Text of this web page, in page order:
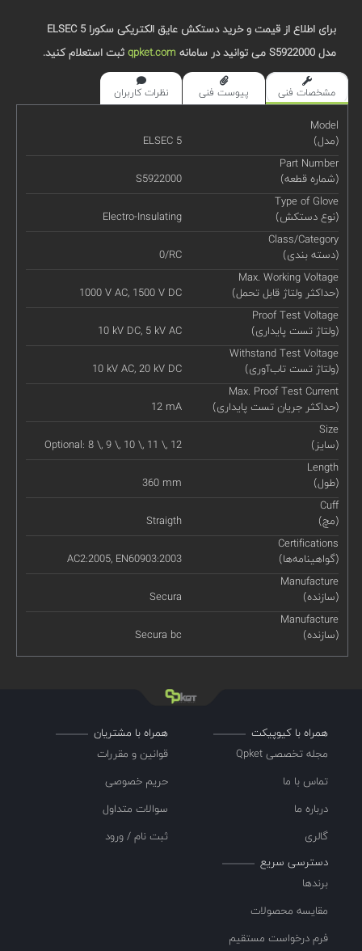
برای اطلاع از قیمت و خرید دستکش عایق الکتریکی سکورا ELSEC 5
مدل S5922000 می توانید در سامانه
qpket.comثبت استعلام کنید.
مشخصات فنی پیوست فنی نظرات کاربران
Model
(مدل)
ELSEC 5
Part Number
(شماره قطعه)
S5922000
Type of Glove
(نوع دستکش)
Electro-Insulating
Class/Category
(دسته بندی)
0/RC
Max. Working Voltage
(حداکثر ولتاژ قابل تحمل)
1000 V AC, 1500 V DC
Proof Test Voltage
(ولتاژ تست پایداری)
10 kV DC, 5 kV AC
Withstand Test Voltage
(ولتاژ تست تاب‌آوری)
10 kV AC, 20 kV DC
Max. Proof Test Current
(حداکثر جریان تست پایداری)
12 mA
Size
(سایز)
Optional: 8 \, 9 \, 10 \, 11 \, 12
Length
(طول)
360 mm
Cuff
(مچ)
Straigth
Certifications
(گواهینامه‌ها)
AC2:2005, EN60903:2003
Manufacture
(سازنده)
Secura
Manufacture
(سازنده)
Secura bc
همراه با کیوپیکت
مجله تخصصی Qpket
تماس با ما
درباره ما
گالری
همراه با مشتریان
قوانین و مقررات
حریم خصوصی
سوالات متداول
ثبت نام / ورود
دسترسی سریع
برندها
مقایسه محصولات
فرم درخواست مستقیم